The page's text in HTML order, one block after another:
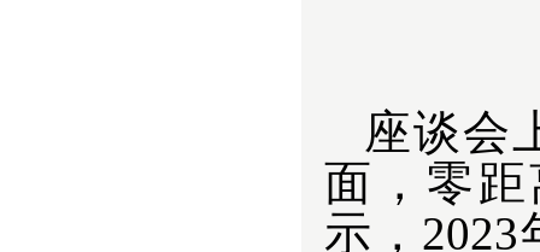
座谈会
面，零
示，